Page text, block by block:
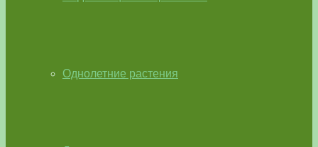
Однолетние растения